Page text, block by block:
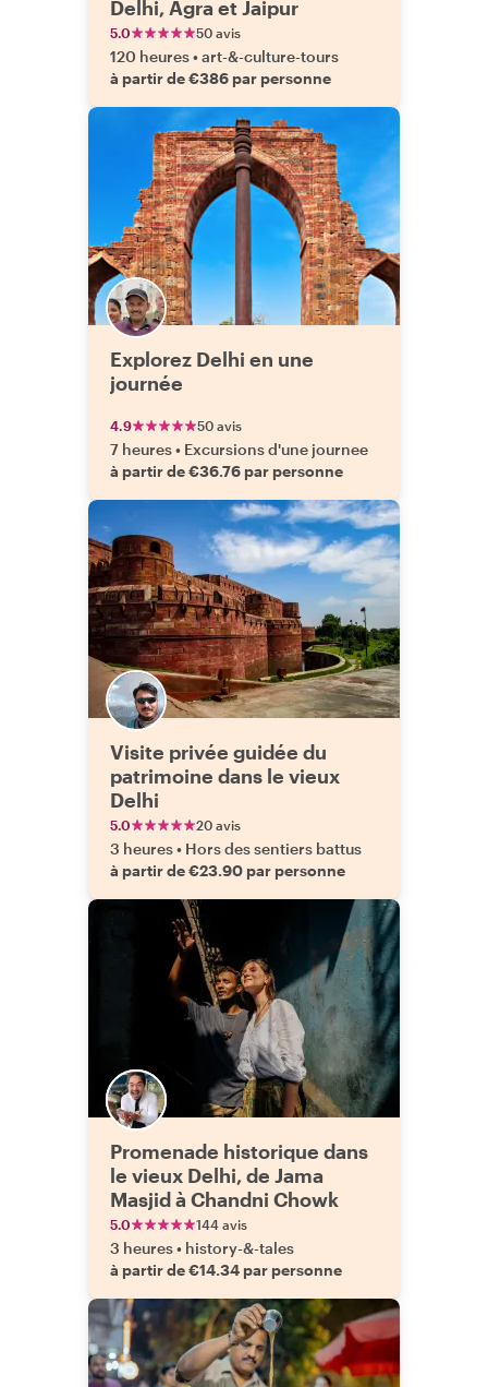
Delhi, Agra et Jaipur
5.0 50 avis
120 heures•art-&-culture-tours
à partir de €386 par personne
Explorez Delhi en une
journée
4.9 50 avis
7 heures• Excursions d'une journee
à partir de €36.76 par personne
Visite privée guidée du
patrimoine dans le vieux
Delhi
5.0 20 avis
3 heures• Hors des sentiers battus
à partir de €23.90 par personne
Promenade historique dans
le vieux Delhi, de Jama
Masjid à Chandni Chowk
5.0 144 avis
3 heures• history-&-tales
à partir de €14.34 par personne